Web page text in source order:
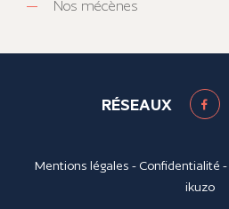
Nos mécènes
RÉSEAUX
Mentions légales - Confidentialité -
ikuzo